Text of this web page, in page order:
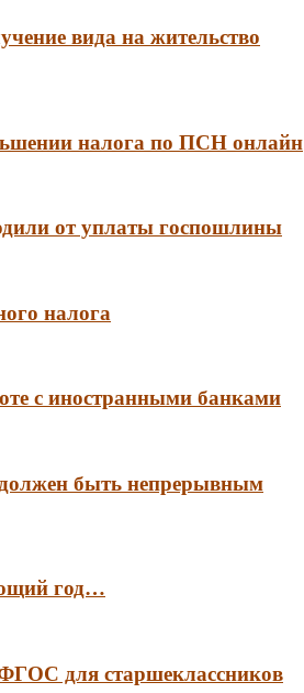
вида на жительство
налога по ПСН онлайн
от уплаты госпошлины
налога
с иностранными банками
быть непрерывным
год…
для старшеклассников